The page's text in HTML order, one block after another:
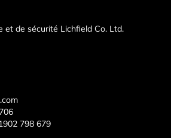
et de sécurité Lichfield Co. Ltd.
798 679